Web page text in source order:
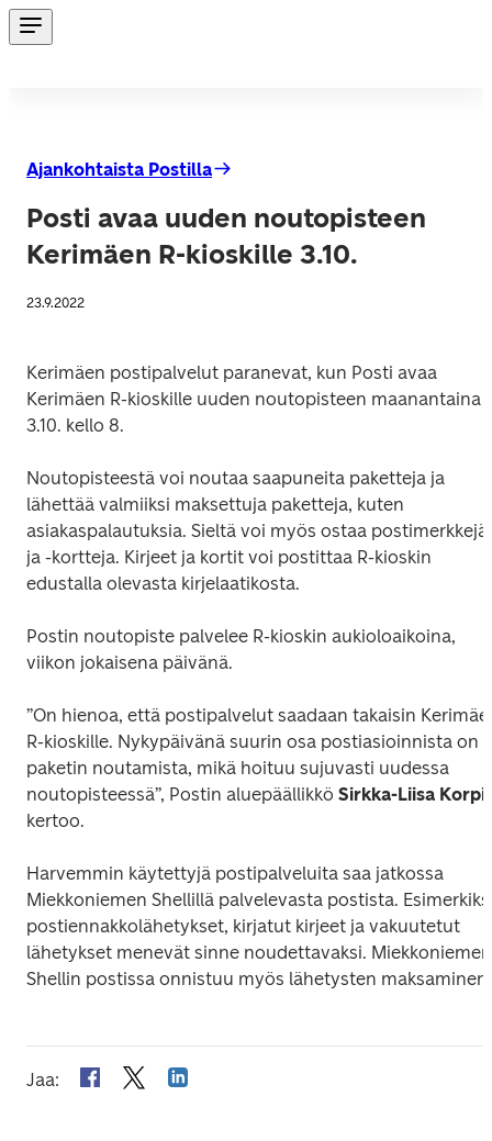
Ajankohtaista Postilla
Posti avaa uuden noutopisteen
Kerimäen R-kioskille 3.10.
23.9.2022
Kerimäen postipalvelut paranevat, kun Posti avaa
Kerimäen R-kioskille uuden noutopisteen maanantaina
3.10. kello 8.
Noutopisteestä voi noutaa saapuneita paketteja ja
lähettää valmiiksi maksettuja paketteja, kuten
asiakaspalautuksia. Sieltä voi myös ostaa postimerkkejä
ja -kortteja. Kirjeet ja kortit voi postittaa R-kioskin
edustalla olevasta kirjelaatikosta.
Postin noutopiste palvelee R-kioskin aukioloaikoina,
viikon jokaisena päivänä.
”On hienoa, että postipalvelut saadaan takaisin
R-kioskille. Nykypäivänä suurin osa postiasioinnista on
paketin noutamista, mikä hoituu sujuvasti uudessa
noutopisteessä”, Postin aluepäällikkö Sirkka-Liisa Korpi
kertoo.
Harvemmin käytettyjä postipalveluita saa jatkossa
Miekkoniemen Shellillä palvelevasta postista.
postiennakkolähetykset, kirjatut kirjeet ja vakuutetut
lähetykset menevät sinne noudettavaksi. Miekkoniemen
Shellin postissa onnistuu myös lähetysten maksaminen.
Jaa: